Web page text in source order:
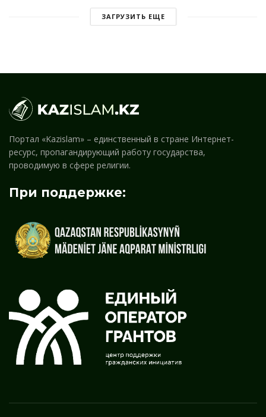
ЗАГРУЗИТЬ ЕЩЕ
Портал «Kazislam» – единственный в стране Интернет-
ресурс, пропагандирующий работу государства,
проводимую в сфере религии.
При поддержке: